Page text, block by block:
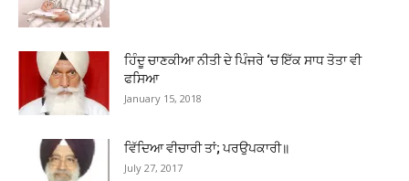
ਹਿੰਦੂ ਚਾਣਕੀਆ ਨੀਤੀ ਦੇ ਪਿੰਜਰੇ ‘ਚ ਇੱਕ ਸਾਧ ਤੋਤਾ ਵੀ
ਫਸਿਆ
January 15, 2018
ਵਿੱਦਿਆ ਵੀਚਾਰੀ ਤਾਂ; ਪਰਉਪਕਾਰੀ॥
July 27, 2017